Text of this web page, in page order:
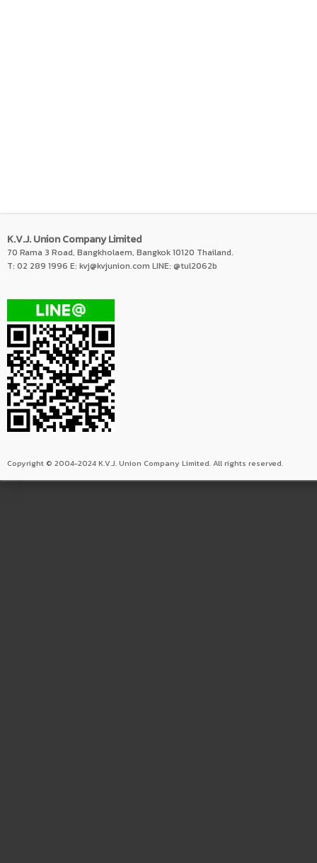
K.V.J. Union Company Limited
70 Rama 3 Road, Bangkholaem, Bangkok 10120 Thailand.
T: 02 289 1996 E: kvj@kvjunion.com LINE: @tul2062b
Copyright © 2004-2024 K.V.J. Union Company Limited. All rights reserved.